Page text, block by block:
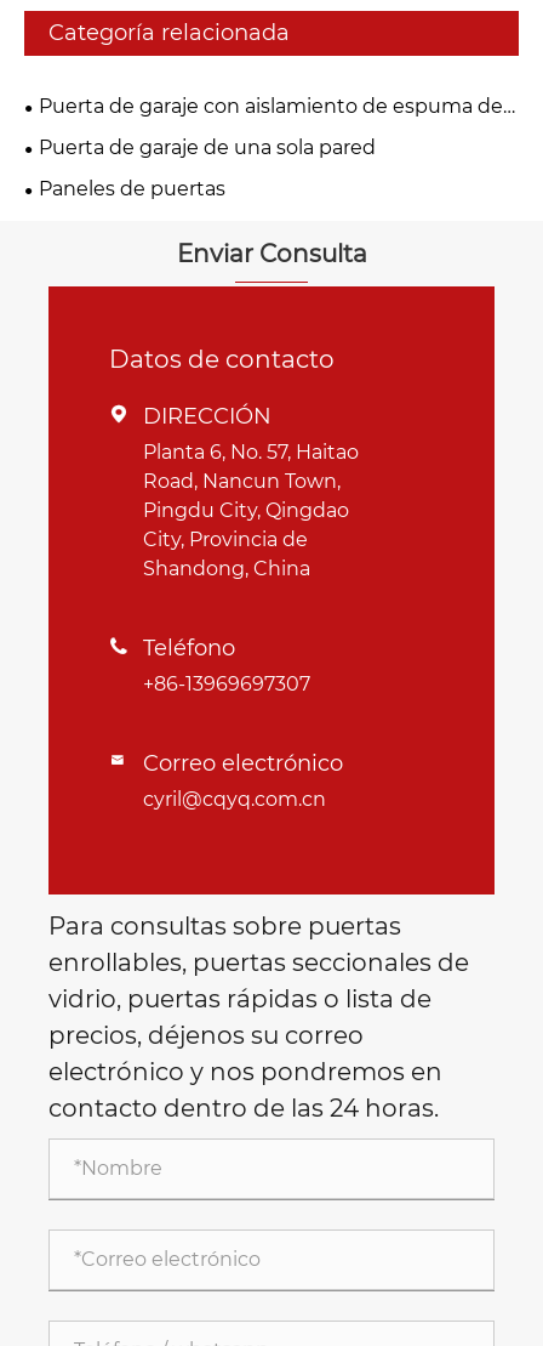
Categoría relacionada
Puerta de garaje con aislamiento de espuma de
PU
Puerta de garaje de una sola pared
Paneles de puertas
Enviar Consulta
Datos de contacto
 DIRECCIÓN
Planta 6, No. 57, Haitao
Road, Nancun Town,
Pingdu City, Qingdao
City, Provincia de
Shandong, China
 Teléfono
+86-13969697307
 Correo electrónico
cyril@cqyq.com.cn
Para consultas sobre puertas
enrollables, puertas seccionales de
vidrio, puertas rápidas o lista de
precios, déjenos su correo
electrónico y nos pondremos en
contacto dentro de las 24 horas.